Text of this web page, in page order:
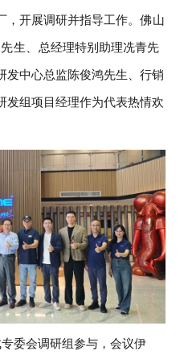
开展调研并指导工作。 佛山
生、 总经理特别助理冼青先
发中心总监陈俊鸿先生、行销
发组项目经理作为代表热情欢
委会调研组参与，会议伊